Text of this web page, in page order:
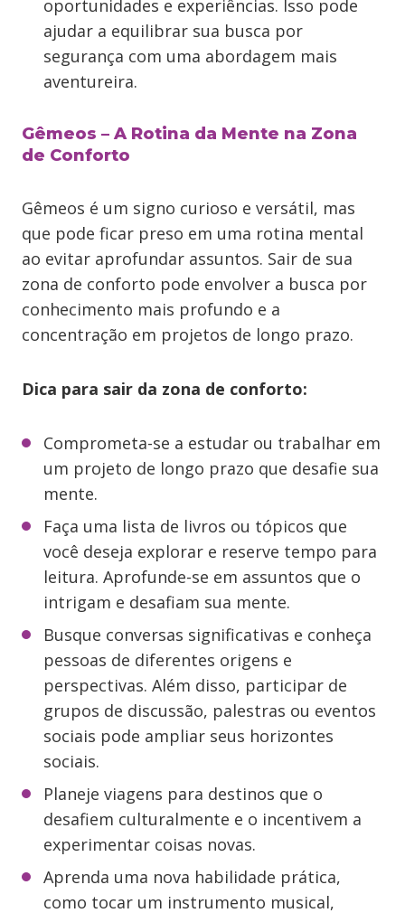
oportunidades e experiências. Isso pode
ajudar a equilibrar sua busca por
segurança com uma abordagem mais
aventureira.
Gêmeos – A Rotina da Mente na Zona
de Conforto
Gêmeos é um signo curioso e versátil, mas
que pode ficar preso em uma rotina mental
ao evitar aprofundar assuntos. Sair de sua
zona de conforto pode envolver a busca por
conhecimento mais profundo e a
concentração em projetos de longo prazo.
Dica para sair da zona de conforto:
Comprometa-se a estudar ou trabalhar em
um projeto de longo prazo que desafie sua
mente.
Faça uma lista de livros ou tópicos que
você deseja explorar e reserve tempo para
leitura. Aprofunde-se em assuntos que o
intrigam e desafiam sua mente.
Busque conversas significativas e conheça
pessoas de diferentes origens e
perspectivas. Além disso, participar de
grupos de discussão, palestras ou eventos
sociais pode ampliar seus horizontes
sociais.
Planeje viagens para destinos que o
desafiem culturalmente e o incentivem a
experimentar coisas novas.
Aprenda uma nova habilidade prática,
como tocar um instrumento musical,